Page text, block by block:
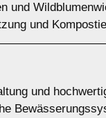
und
und
und